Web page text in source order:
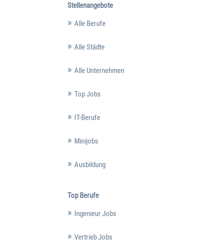
Stellenangebote
Alle Berufe
Alle Städte
Alle Unternehmen
Top Jobs
IT-Berufe
Minijobs
Ausbildung
Top Berufe
Ingenieur Jobs
Vertrieb Jobs